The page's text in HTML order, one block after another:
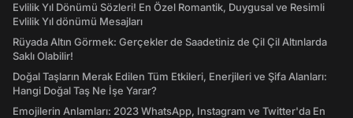
Evlilik Yıl Dönümü Sözleri! En Özel Romantik, Duygusal ve Resimli
Evlilik Yıl dönümü Mesajları
Rüyada Altın Görmek: Gerçekler de Saadetiniz de Çil Çil Altınlarda
Saklı Olabilir!
Doğal Taşların Merak Edilen Tüm Etkileri, Enerjileri ve Şifa Alanları:
Hangi Doğal Taş Ne İşe Yarar?
Emojilerin Anlamları: 2023 WhatsApp, Instagram ve Twitter'da En